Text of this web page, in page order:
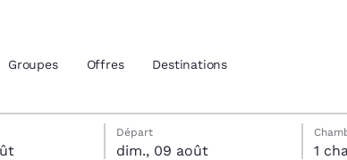
actuels
Groupes Offres Destinations
Départ
dim., 09 août
au dimanche 9 août
au samedi 8 août